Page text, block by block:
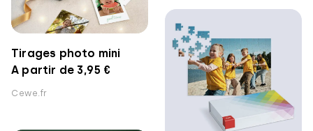
Tirages photo mini
A partir de 3,95 €
Cewe.fr